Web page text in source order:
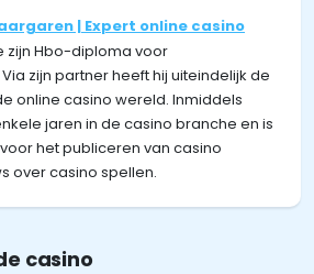
| Expert online casino
zijn Hbo-diploma voor
zijn partner heeft hij uiteindelijk de
online casino wereld. Inmiddels
jaren in de casino branche en is
het publiceren van casino
over casino spellen.
casino